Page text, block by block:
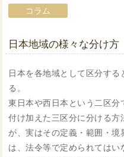
コラム
日本地域の様々な分け方
日本を各地域として区分す
る。
東日本や西日本という二区
付け加えた三区分に分ける方
が、実はその定義・範囲・
は、法令等で定められてはい